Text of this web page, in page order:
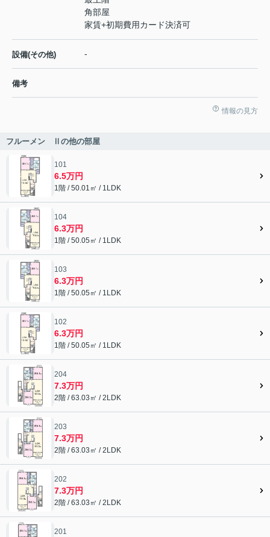
角部屋
家賃+初期費用カード決済可
設備(その他) -
備考
情報の見方
フルーメン Ⅱの他の部屋
101
6.5万円
1階 / 50.01㎡ / 1LDK
104
6.3万円
1階 / 50.05㎡ / 1LDK
103
6.3万円
1階 / 50.05㎡ / 1LDK
102
6.3万円
1階 / 50.05㎡ / 1LDK
204
7.3万円
2階 / 63.03㎡ / 2LDK
203
7.3万円
2階 / 63.03㎡ / 2LDK
202
7.3万円
2階 / 63.03㎡ / 2LDK
201